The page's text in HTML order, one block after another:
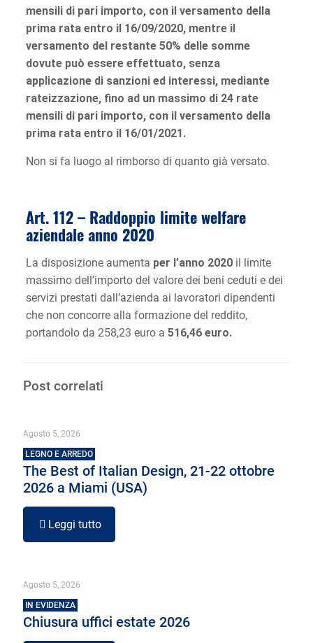
mensili di pari importo, con il versamento della
prima rata entro il 16/09/2020, mentre il
versamento del restante 50% delle somme
dovute può essere effettuato, senza
applicazione di sanzioni ed interessi, mediante
rateizzazione, fino ad un massimo di 24 rate
mensili di pari importo, con il versamento della
prima rata entro il 16/01/2021.
Non si fa luogo al rimborso di quanto già versato.
Art. 112 – Raddoppio limite welfare
aziendale anno 2020
La disposizione aumenta per l’anno 2020il limite
massimo dell’importo del valore dei beni ceduti e dei
servizi prestati dall’azienda ai lavoratori dipendenti
che non concorre alla formazione del reddito,
portandolo da 258,23 euro a 516,46 euro.
Post correlati
Agosto 5, 2026
LEGNO E ARREDO
The Best of Italian Design, 21-22 ottobre
2026 a Miami (USA)
Leggi tutto
Agosto 5, 2026
IN EVIDENZA
Chiusura uffici estate 2026